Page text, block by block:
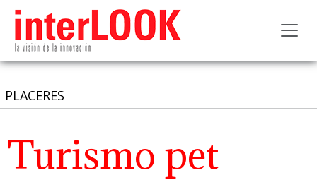
PLACERES
Turismo pet